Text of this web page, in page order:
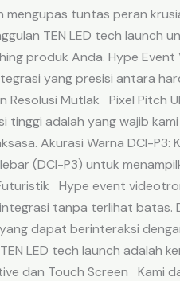
tuntas peran
TEN LED tech launch
produk Anda. Hype Event
yang presisi antara
Resolusi Mutlak Pixel Pitch
tinggi adalah yang wajib
Akurasi Warna DCI-P3:
(DCI-P3) untuk
Hype event
tanpa terlihat batas.
dapat berinteraksi
LED tech launch adalah
dan Touch Screen Kami